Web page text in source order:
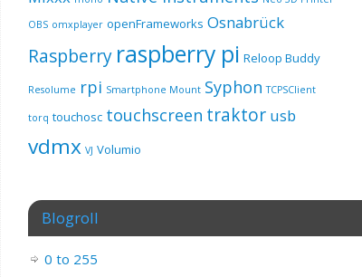
OBS omxplayer openFrameworks Osnabrück
Raspberry raspberry pi Reloop Buddy
Resolume rpi Smartphone Mount Syphon TCPSClient
torq touchosc touchscreen traktor usb
vdmx VJ Volumio
Blogroll
0 to 255